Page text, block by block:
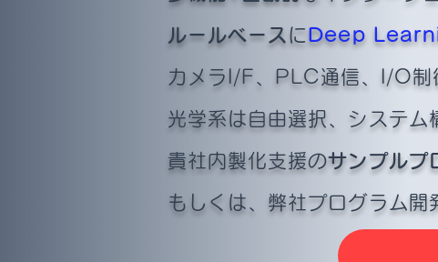
ルールベース にDeep
カメラI/F、PLC通信、I/O制
光学系は自由選択、システム
貴社内製化支援のサンプルプ
もしくは、弊社プログラム開